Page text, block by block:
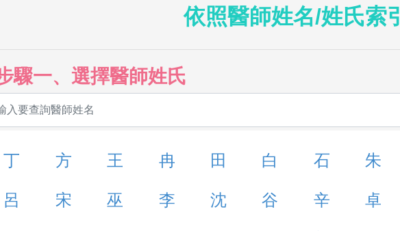
依照醫師姓名/姓氏索引
驟一、選擇醫師姓氏
丁 方 王 冉 田 白 石 朱
呂 宋 巫 李 沈 谷 辛 卓